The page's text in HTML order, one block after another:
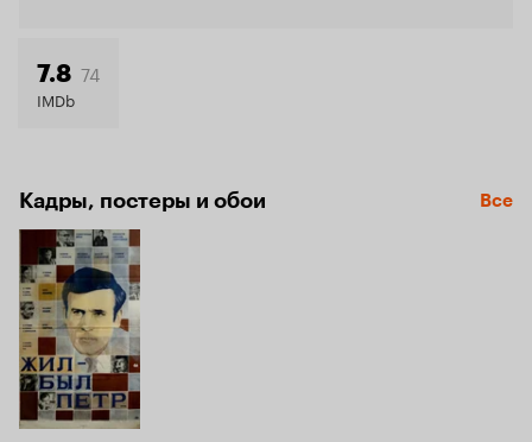
7.8 74
IMDb
Кадры, постеры и обои Все